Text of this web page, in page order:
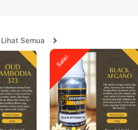
Lihat Semua
Sale!